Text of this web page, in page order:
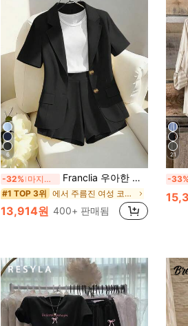
6
-32% 마지막 3일 Franclia 우아한 캐주얼 통근 복장, 옐로우 블레이저 스타일 반팔 재킷 및 반바지/와이드 레그 팬츠 세트 포함, 여성 봄/여름
#1 TOP 3위 에서 주름진 여성 코디네이터
13,914원 400+ 판매됨
21
-